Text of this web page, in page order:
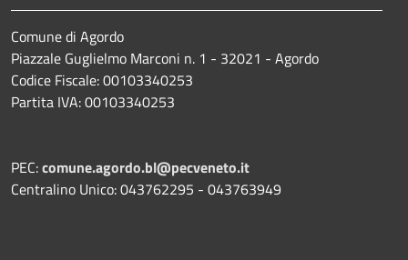
Comune di Agordo
Piazzale Guglielmo Marconi n. 1 - 32021 - Agordo
Codice Fiscale: 00103340253
Partita IVA: 00103340253
PEC:comune.agordo.bl@pecveneto.it
Centralino Unico: 043762295 - 043763949